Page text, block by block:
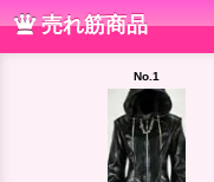
売れ筋商品
No.1